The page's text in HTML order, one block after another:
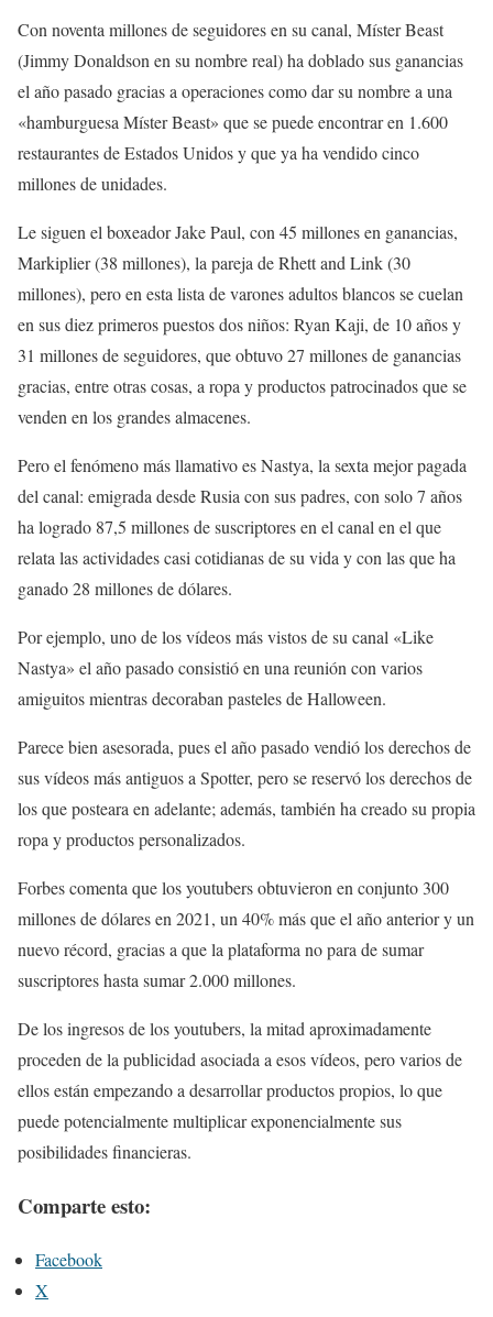
Con noventa millones de seguidores en su canal, Míster Beast
(Jimmy Donaldson en su nombre real) ha doblado sus ganancias
el año pasado gracias a operaciones como dar su nombre a una
«hamburguesa Míster Beast» que se puede encontrar en 1.600
restaurantes de Estados Unidos y que ya ha vendido cinco
millones de unidades.
Le siguen el boxeador Jake Paul, con 45 millones en ganancias,
Markiplier (38 millones), la pareja de Rhett and Link (30
millones), pero en esta lista de varones adultos blancos se cuelan
en sus diez primeros puestos dos niños: Ryan Kaji, de 10 años y
31 millones de seguidores, que obtuvo 27 millones de ganancias
gracias, entre otras cosas, a ropa y productos patrocinados que se
venden en los grandes almacenes.
Pero el fenómeno más llamativo es Nastya, la sexta mejor pagada
del canal: emigrada desde Rusia con sus padres, con solo 7 años
ha logrado 87,5 millones de suscriptores en el canal en el que
relata las actividades casi cotidianas de su vida y con las que ha
ganado 28 millones de dólares.
Por ejemplo, uno de los vídeos más vistos de su canal «Like
Nastya» el año pasado consistió en una reunión con varios
amiguitos mientras decoraban pasteles de Halloween.
Parece bien asesorada, pues el año pasado vendió los derechos de
sus vídeos más antiguos a Spotter, pero se reservó los derechos de
los que posteara en adelante; además, también ha creado su propia
ropa y productos personalizados.
Forbes comenta que los youtubers obtuvieron en conjunto 300
millones de dólares en 2021, un 40% más que el año anterior y un
nuevo récord, gracias a que la plataforma no para de sumar
suscriptores hasta sumar 2.000 millones.
De los ingresos de los youtubers, la mitad aproximadamente
proceden de la publicidad asociada a esos vídeos, pero varios de
ellos están empezando a desarrollar productos propios, lo que
puede potencialmente multiplicar exponencialmente sus
posibilidades financieras.
Comparte esto:
Facebook
X